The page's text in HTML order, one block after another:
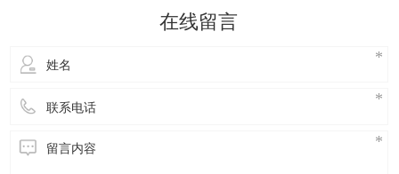
修：风机是冷却塔的核心部件，需要进行定期的
检查和维护。具体步骤包括关闭电源，停止使
在线留言